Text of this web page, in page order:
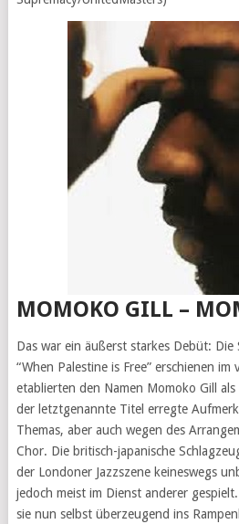
MOMOKO GILL –
Das war ein äußerst starkes Debüt: Die
“When Palestine is Free” erschienen
etablierten den Namen Momoko Gill
der letztgenannte Titel erregte
Themas, aber auch wegen des
Chor. Die britisch-japanische
der Londoner Jazzszene keineswegs
jedoch meist im Dienst anderer
sie nun selbst überzeugend ins